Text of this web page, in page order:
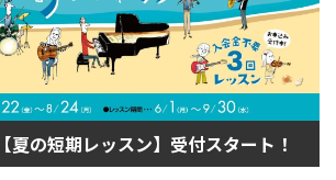
夏の短期レッスン】受付スタート！